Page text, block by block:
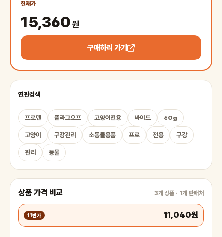
현재가
15,360원
구매하러 가기
연관검색
프로덴 플라그오프 고양이전용 바이트 60g
고양이 구강관리 소동물용품 프로 전용 구강
관리 동물
상품 가격 비교 3개 상품 · 1개 판매처
11번가 11,040원